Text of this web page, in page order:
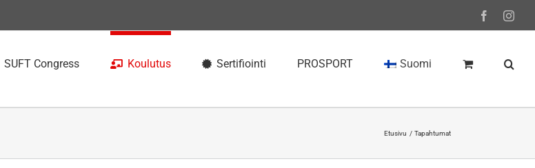
Facebook
SUFT Congress Koulutus Sertifiointi PROSPORT Suomi
Etusivu Tapahtumat